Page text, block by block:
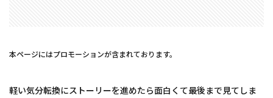
本ページにはプロモーションが含まれております。
軽い気分転換にストーリーを進めたら面白くて最後まで見てしま